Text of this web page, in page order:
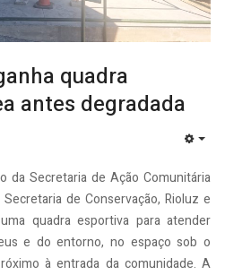
quadra
antes degradada
da Secretaria de Ação Comunitária
de Conservação, Rioluz e
quadra esportiva para atender
e do entorno, no espaço sob o
à entrada da comunidade. A